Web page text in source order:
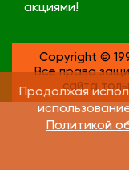
акциями!
Copyright ©
Все права
сайта
Продолжая
Политикой